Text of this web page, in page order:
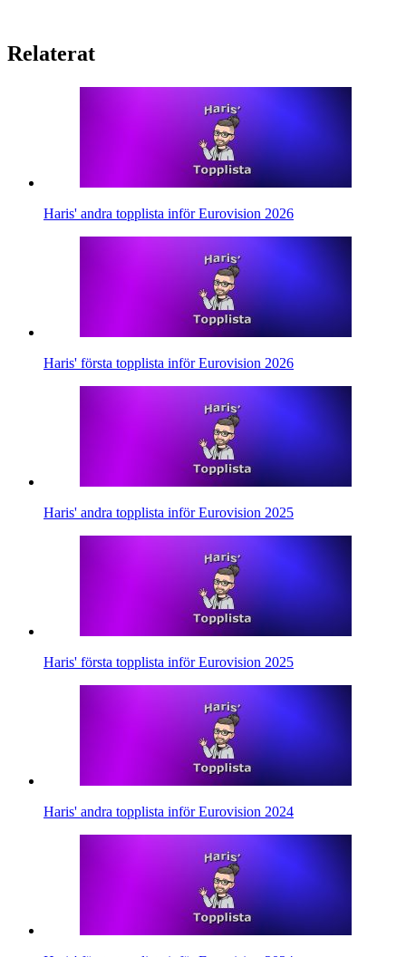
Relaterat
Haris' andra topplista inför Eurovision 2026
Haris' första topplista inför Eurovision 2026
Haris' andra topplista inför Eurovision 2025
Haris' första topplista inför Eurovision 2025
Haris' andra topplista inför Eurovision 2024